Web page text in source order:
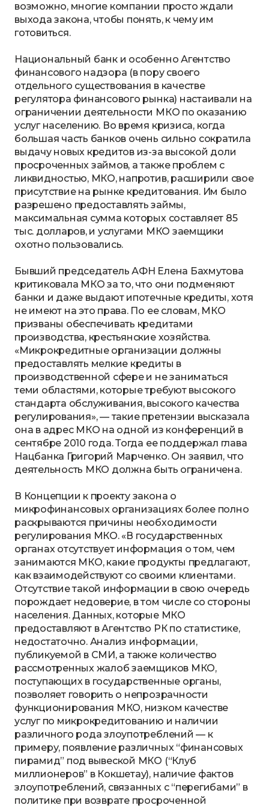
возможно, многие компании просто ждали
выхода закона, чтобы понять, к чему им
готовиться.
Национальный банк и особенно Агентство
финансового надзора (в пору своего
отдельного существования в качестве
регулятора финансового рынка) настаивали на
ограничении деятельности МКО по оказанию
услуг населению. Во время кризиса, когда
большая часть банков очень сильно сократила
выдачу новых кредитов из-за высокой доли
просроченных займов, а также проблем с
ликвидностью, МКО, напротив, расширили свое
присутствие на рынке кредитования. Им было
разрешено предоставлять займы,
максимальная сумма которых составляет 85
тыс. долларов, и услугами МКО заемщики
охотно пользовались.
Бывший председатель АФН Елена Бахмутова
критиковала МКО за то, что они подменяют
банки и даже выдают ипотечные кредиты, хотя
не имеют на это права. По ее словам, МКО
призваны обеспечивать кредитами
производства, крестьянские хозяйства.
«Микрокредитные организации должны
предоставлять мелкие кредиты в
производственной сфере и не заниматься
теми областями, которые требуют высокого
стандарта обслуживания, высокого качества
регулирования», — такие претензии высказала
она в адрес МКО на одной из конференций в
сентябре 2010 года. Тогда ее поддержал глава
Нацбанка Григорий Марченко. Он заявил, что
деятельность МКО должна быть ограничена.
В Концепции к проекту закона о
микрофинансовых организациях более полно
раскрываются причины необходимости
регулирования МКО. «В государственных
органах отсутствует информация о том, чем
занимаются МКО, какие продукты предлагают,
как взаимодействуют со своими клиентами.
Отсутствие такой информации в свою очередь
порождает недоверие, в том числе со стороны
населения. Данных, которые МКО
предоставляют в Агентство РК по статистике,
недостаточно. Анализ информации,
публикуемой в СМИ, а также количество
рассмотренных жалоб заемщиков МКО,
поступающих в государственные органы,
позволяет говорить о непрозрачности
функционирования МКО, низком качестве
услуг по микрокредитованию и наличии
различного рода злоупотреблений — к
примеру, появление различных “финансовых
пирамид” под вывеской МКО (“Клуб
миллионеров” в Кокшетау), наличие фактов
злоупотреблений, связанных с “перегибами” в
политике при возврате просроченной